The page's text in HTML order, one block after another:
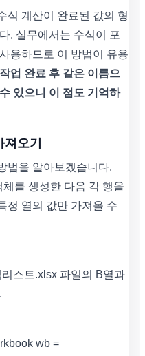
식 계산이 완료된 값의 형
. 실무에서는 수식이 포
용하므로 이 방법이 유용
업 완료 후 같은 이름으
있으니 이 점도 기억하
오기
법을 알아보겠습니다.
를 생성한 다음 각 행을
정 열의 값만 가져올 수
스트.xlsx 파일의 B열과
wb =